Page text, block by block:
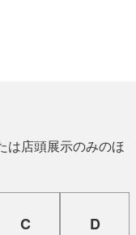
は店頭展示のみのほ
C D